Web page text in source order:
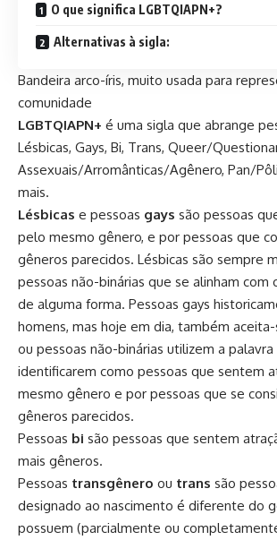
O que significa LGBTQIAPN+?
Alternativas à sigla:
Bandeira arco-íris, muito usada para
comunidade
LGBTQIAPN+ é uma sigla que abrange
Lésbicas, Gays, Bi, Trans, Queer/
Assexuais/Arromânticas/Agênero, Pan/
mais.
Lésbicas e pessoas gays são pessoas
pelo mesmo gênero, e por pessoas que
gêneros parecidos. Lésbicas são sempre
pessoas não-binárias que se alinham com
de alguma forma. Pessoas gays
homens, mas hoje em dia, também
ou pessoas não-binárias utilizem a palavra
identificarem como pessoas que sentem
mesmo gênero e por pessoas que se
gêneros parecidos.
Pessoas bi são pessoas que sentem
mais gêneros.
Pessoas transgênero ou trans são
designado ao nascimento é diferente do
possuem (parcialmente ou